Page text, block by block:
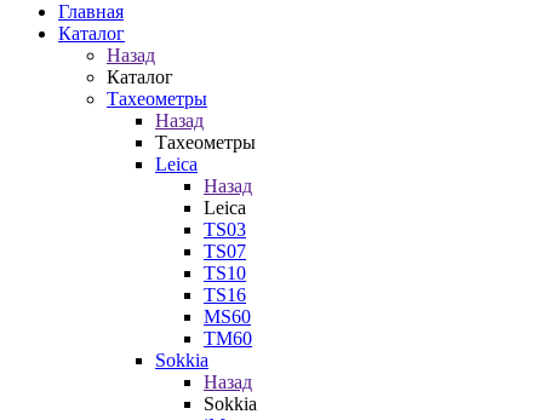
Главная
Каталог
Назад
Каталог
Тахеометры
Назад
Тахеометры
Leica
Назад
Leica
TS03
TS07
TS10
TS16
MS60
TM60
Sokkia
Назад
Sokkia